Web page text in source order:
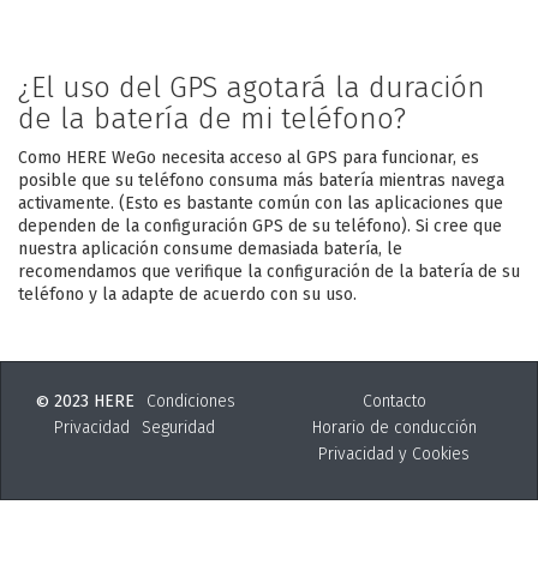
¿El uso del GPS agotará la duración
de la batería de mi teléfono?
Como HERE WeGo necesita acceso al GPS para funcionar, es
posible que su teléfono consuma más batería mientras navega
activamente. (Esto es bastante común con las aplicaciones que
dependen de la configuración GPS de su teléfono). Si cree que
nuestra aplicación consume demasiada batería, le
recomendamos que verifique la configuración de la batería de su
teléfono y la adapte de acuerdo con su uso.
© 2023 HERE
Condiciones
Privacidad
Seguridad
Contacto
Horario de conducción
Privacidad y Cookies